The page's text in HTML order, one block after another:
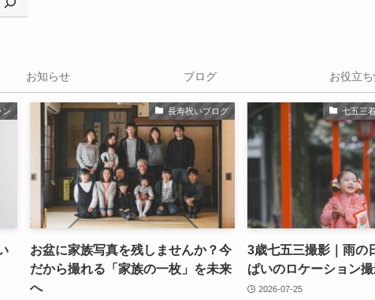
お知らせ ブログ お役立
ン 長寿祝いブログ
お盆に家族写真を残しませんか？今
だから撮れる「家族の一枚」を未来
へ
七五三
3歳七五三撮影｜雨の
ぱいのロケーション
2026-07-25